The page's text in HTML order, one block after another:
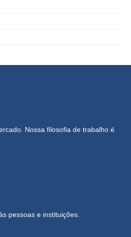
Nossa filosofia de trabalho é
pessoas e instituições.